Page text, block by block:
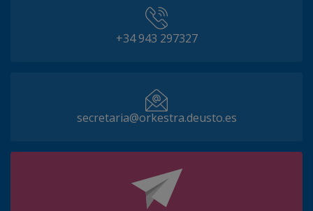
+34 943 297327
secretaria@orkestra.deusto.es